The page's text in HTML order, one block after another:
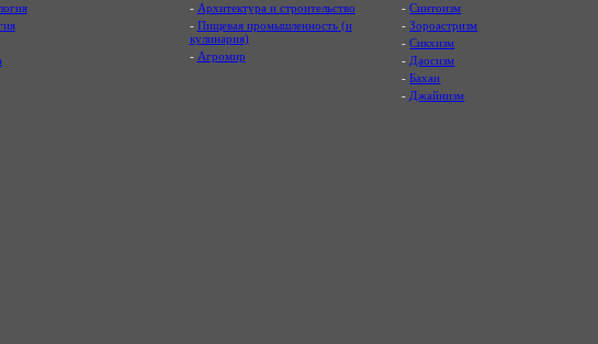
- Архитектура и строительство
- Пищевая промышленность (и
кулинария)
- Агромир
-Синтоизм
-Зороастризм
-Сикхизм
- Даосизм
-Бахаи
- Джайнизм